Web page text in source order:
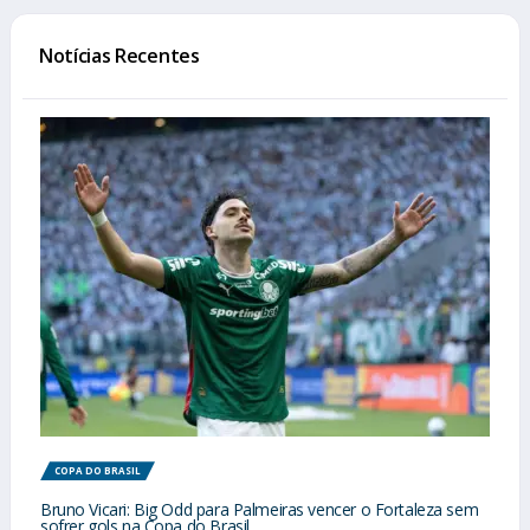
Notícias Recentes
COPA DO BRASIL
Bruno Vicari: Big Odd para Palmeiras vencer o Fortaleza sem